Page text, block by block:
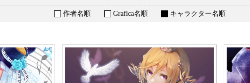
作者名順 Grafica名順 キャラクター名順